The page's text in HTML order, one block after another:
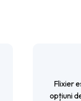
Flixier
opțiuni